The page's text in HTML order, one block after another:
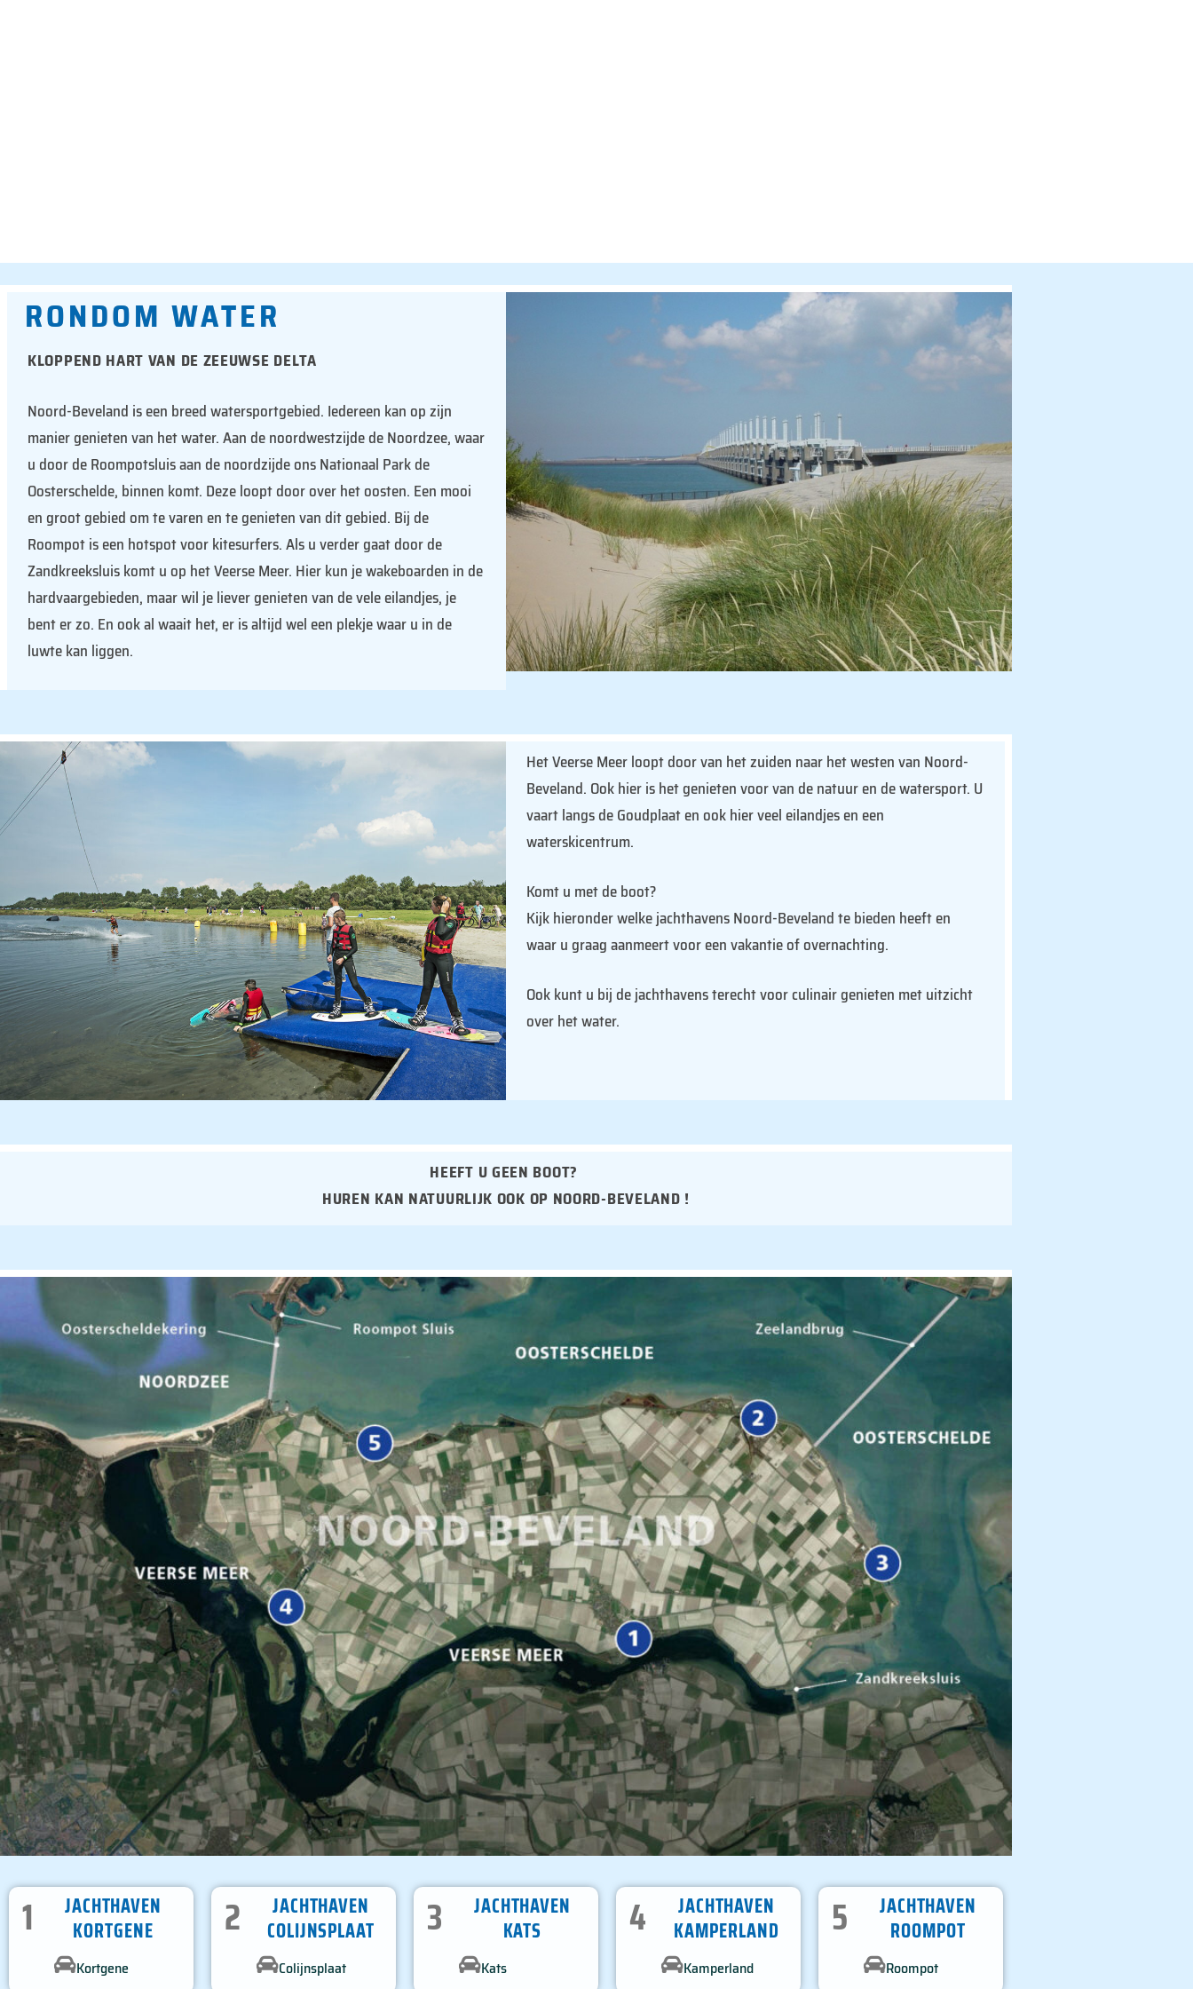
RONDOM WATER
KLOPPEND HART VAN DE ZEEUWSE DELTA
Noord-Beveland is een breed watersportgebied. Iedereen kan op zijn
manier genieten van het water. Aan de noordwestzijde de Noordzee, waar
u door de Roompotsluis aan de noordzijde ons Nationaal Park de
Oosterschelde, binnen komt. Deze loopt door over het oosten. Een mooi
en groot gebied om te varen en te genieten van dit gebied. Bij de
Roompot is een hotspot voor kitesurfers.Als u verder gaat door de
Zandkreeksluis komt u op het Veerse Meer. Hier kun je wakeboarden in de
hardvaargebieden, maar wil je liever genieten van de vele eilandjes, je
bent er zo. En ook al waait het, er is altijd wel een plekje waar u in de
luwte kan liggen.
Het Veerse Meer loopt door van het zuiden naar het westen van Noord-
Beveland. Ook hier is het genieten voor van de natuur en de watersport. U
vaart langs de Goudplaat en ook hier veel eilandjes en een
waterskicentrum.
Komt u met de boot?
Kijk hieronder welke jachthavens Noord-Beveland te bieden heeft en
waar u graag aanmeert voor een vakantie of overnachting.
Ook kunt u bij de jachthavens terecht voor culinair genieten met uitzicht
over het water.
HEEFT U GEEN BOOT?
HUREN KAN NATUURLIJK OOK OP NOORD-BEVELAND !
1
JACHTHAVEN
KORTGENE
Kortgene
2
JACHTHAVEN
COLIJNSPLAAT
Colijnsplaat
3
JACHTHAVEN
KATS
Kats
4
JACHTHAVEN
KAMPERLAND
Kamperland
5
JACHTHAVEN
ROOMPOT
Roompot